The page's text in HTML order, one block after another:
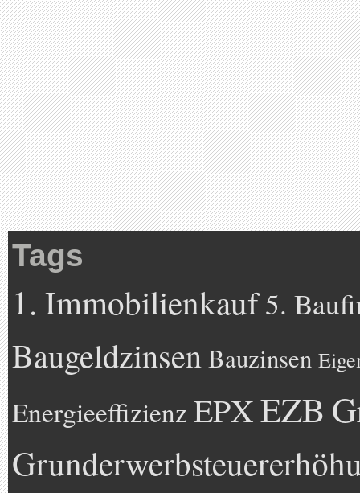
Tags
1. Immobilienkauf5.
BaugeldzinsenBauzinsen
Energieeffizienz EPXEZB